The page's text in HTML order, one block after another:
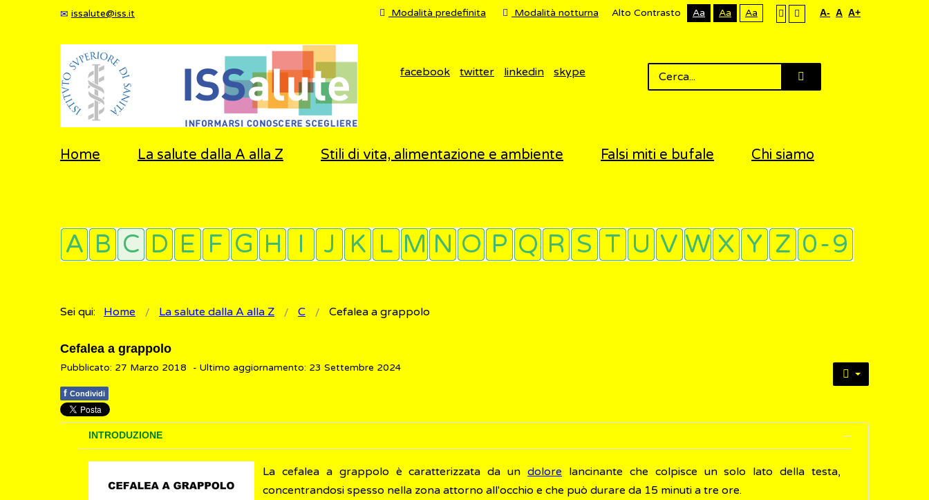
issalute@iss.it Modalità predefinita Modalità notturna Alto Contrasto Aa Aa Aa A- A A+
facebook twitter linkedin skype
Home La salute dalla A alla Z Stili di vita, alimentazione e ambiente Falsi miti e bufale Chi siamo
Sei qui: Home La salute dalla A alla Z C Cefalea a grappolo
Cefalea a grappolo
Pubblicato: 27 Marzo 2018 - Ultimo aggiornamento: 23 Settembre 2024
f Condividi
INTRODUZIONE
La cefalea a grappolo è caratterizzata da un dolore lancinante che colpisce un solo lato della testa,
concentrandosi spesso nella zona attorno all'occhio e che può durare da 15 minuti a tre ore.